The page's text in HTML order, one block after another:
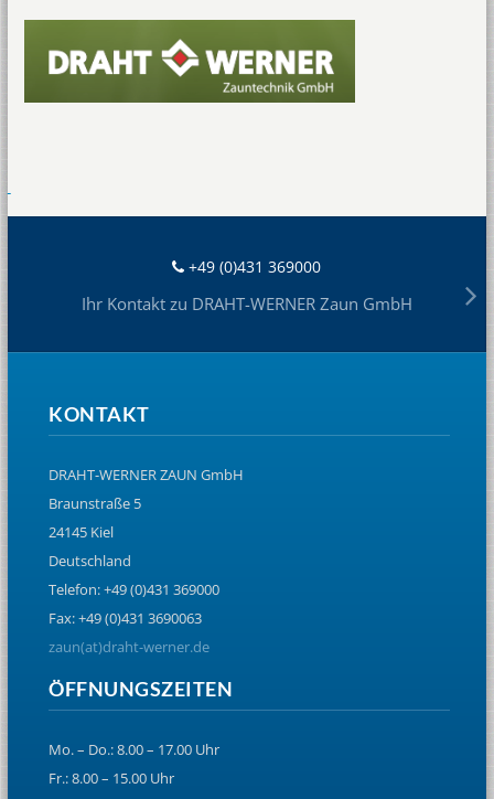
+49 (0)431 369000
Ihr Kontakt zu DRAHT-WERNER Zaun GmbH
KONTAKT
DRAHT-WERNER ZAUN GmbH
Braunstraße 5
24145 Kiel
Deutschland
Telefon: +49 (0)431 369000
Fax: +49 (0)431 3690063
zaun(at)draht-werner.de
ÖFFNUNGSZEITEN
Mo. – Do.: 8.00 – 17.00 Uhr
Fr.: 8.00 – 15.00 Uhr